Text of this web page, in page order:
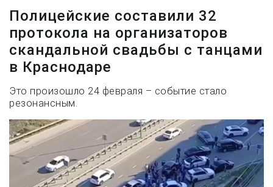
Полицейские составили 32
протокола на организаторов
скандальной свадьбы с танцами
в Краснодаре
Это произошло 24 февраля – событие стало
резонансным.